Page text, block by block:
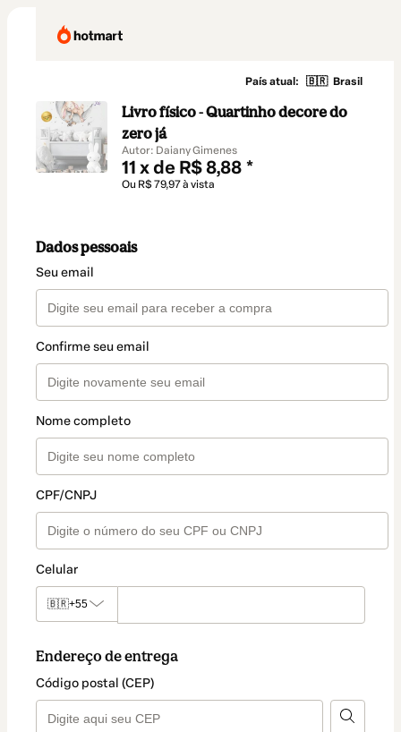
País atual: 🇧🇷 Brasil
Livro físico - Quartinho decore do
zero já
Autor: Daiany Gimenes
11 x de R$ 8,88 *
Ou R$ 79,97 à vista
Dados pessoais
Seu email
Confirme seu email
Nome completo
CPF/CNPJ
Celular
🇧🇷+55
Endereço de entrega
Código postal (CEP)